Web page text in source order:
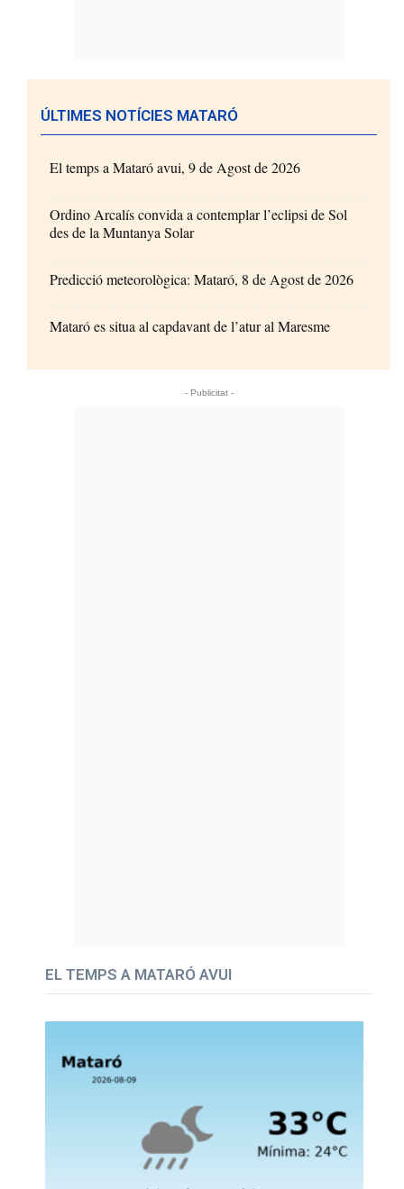
ÚLTIMES NOTÍCIES MATARÓ
El temps a Mataró avui, 9 de Agost de 2026
Ordino Arcalís convida a contemplar l’eclipsi de Sol
des de la Muntanya Solar
Predicció meteorològica: Mataró, 8 de Agost de 2026
Mataró es situa al capdavant de l’atur al Maresme
- Publicitat -
EL TEMPS A MATARÓ AVUI